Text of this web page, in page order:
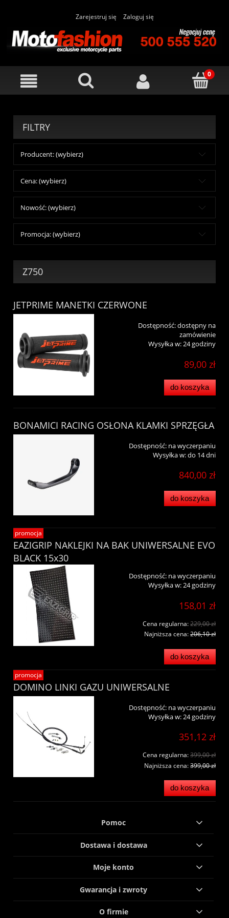
Zarejestruj się Zaloguj się
FILTRY
Producent: (wybierz)
Cena: (wybierz)
Nowość: (wybierz)
Promocja: (wybierz)
Z750
JETPRIME MANETKI CZERWONE
Dostępność:dostępny na
zamówienie
Wysyłka w:24 godziny
89,00 zł
do koszyka
BONAMICI RACING OSŁONA KLAMKI SPRZĘGŁA
Dostępność: na wyczerpaniu
Wysyłka w:do 14 dni
840,00 zł
do koszyka
EAZIGRIP NAKLEJKI NA BAK UNIWERSALNE EVO
BLACK 15x30
Dostępność: na wyczerpaniu
Wysyłka w:24 godziny
158,01 zł
Cena regularna:229,00 zł
Najniższa cena:206,10 zł
do koszyka
promocja
DOMINO LINKI GAZU UNIWERSALNE
Dostępność: na wyczerpaniu
Wysyłka w:24 godziny
351,12 zł
Cena regularna:399,00 zł
Najniższa cena:399,00 zł
do koszyka
promocja
Pomoc
Dostawa i dostawa
Moje konto
Gwarancja i zwroty
O firmie